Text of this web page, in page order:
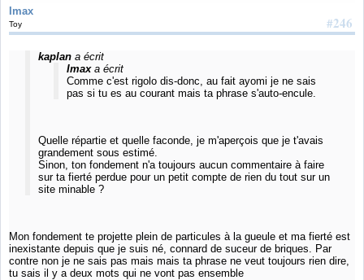
Imax
#246
Toy
kaplana écrit
Imaxa écrit
Comme c'est rigolo dis-donc, au fait ayomi je ne sais
pas si tu es au courant mais ta phrase s'auto-encule.
Quelle répartie et quelle faconde, je m'aperçois que je t'avais
grandement sous estimé.
Sinon, ton fondement n'a toujours aucun commentaire à faire
sur ta fierté perdue pour un petit compte de rien du tout sur un
site minable ?
Mon fondement te projette plein de particules à la gueule et ma fierté est
inexistante depuis que je suis né, connard de suceur de briques. Par
contre non je ne sais pas mais mais ta phrase ne veut toujours rien dire,
tu sais il y a deux mots qui ne vont pas ensemble